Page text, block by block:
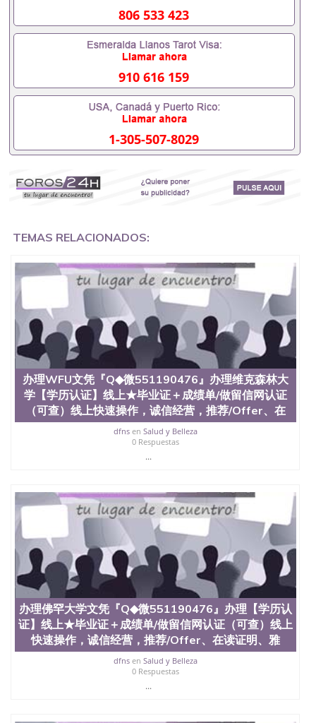
相关材料（申请学校、转学，甚至是申请工签都可以
用到）。 注：上述材料，随时都可以安排办理，毕业
证成绩单，学校，专业，学位，毕业时间都可以根据
客户要求安排。 国内找工作假的毕业证可以用吗
551190476假的毕业证成绩单可以办学历认证吗
551190476要定居国外需要办理什么材料551190476
入职事业单位/国企假的毕业证会查吗551190476入职
国企/事业单位需要些什么材料551190476办理假毕业
证在国内能用吗, 挂科拿不到毕业证怎么办, 毕业证丢
了怎么办, 没有正常毕业怎么办理毕业证,没毕业可以
办学历认证吗,您是否因为中途辍学、挂科而没有正常
外551190476您是否因没正常毕业而导致回国得不到
教育部认证在校挂科了不想读了,成绩不理想毕不了业
551190476网上买文凭可靠吗551190476哪里可以买
551190476国外大学文凭可以打工作吗551190476怎
么办理 外假毕业证551190476哪里可以制作美国毕业
证551190476哪里可以办理澳洲毕业证551190476留
学生在哪里可以买假毕业证551190476哪里可以办理
加拿大毕业证551190476申请学校办理假的毕业证成
绩单可以吗551190476哪里可以办理水印成绩单
551190476哪里可以修改成绩单GPA分数551190476
假毕业证能查出来吗551190476假文凭网上能查到吗
551190476 如何拿到国外毕业证QQ微信551190476办
假大学毕业证QQ微信551190476国外毕业证去哪认证
QQ微信551190476找毕业证封皮QQ微信551190476国
外毕业证外壳定制QQ微信551190476快速代办国外毕
业证QQ微信551190476快速拿到国外文凭QQ微信
551190476国外留学文凭认证QQ微信551190476国外
文凭回国认证QQ微信551190476泰国文凭办理QQ微
信551190476法国留学回国证明QQ微信551190476 国
QQ微信551190476德国留学回国证明QQ微信
551190476爱尔兰留学回国证明QQ微信551190476国
外硕士文凭办理QQ微信551190476 网上买文凭可靠
吗QQ微信551190476买国外文凭质量QQ微信
551190476国外本科毕业证怎么办理QQ微信
551190476国外大学文凭真制作QQ微信551190476办
国外文凭可找工作QQ微信551190476国外大学有毕业
证QQ微信551190476办理国外毕业证价格QQ微信
551190476国外编号查询QQ微信551190476办理国外
文凭要交定金吗QQ微信551190476办国外可查文凭
QQ微信551190476网上购买真文凭可信吗QQ微信
551190476学士学位证书查询机构QQ微信551190476
国外资格证书办理QQ微信551190476如何办理学历认
证QQ微信551190476海外文凭认证办理QQ微信
551190476 圣何塞州立大学（San Jose State
University, 又译为“圣荷西州立大学”）成立于1857
806 533 423
910 616 159
1-305-507-8029
TEMAS RELACIONADOS:
办理WFU文凭『Q◆微551190476』办理维克森林大
学【学历认证】线上★毕业证＋成绩单/做留信网认证
（可查）线上快速操作，诚信经营，推荐/Offer、在
dfnsen Salud y Belleza
0 Respuestas
...
办理佛罕大学文凭『Q◆微551190476』办理【学历认
证】线上★毕业证＋成绩单/做留信网认证（可查）线上
快速操作，诚信经营，推荐/Offer、在读证明、雅
dfnsen Salud y Belleza
0 Respuestas
...